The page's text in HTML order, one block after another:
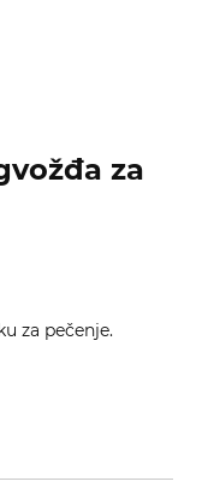
za
za pečenje.